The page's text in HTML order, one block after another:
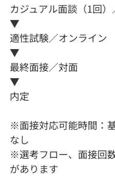
カジュアル面談（1回
▼
適性試験／オンライン
▼
最終面接／対面
▼
内定
※面接対応可能時間：
なし
※選考フロー、面接回
があります